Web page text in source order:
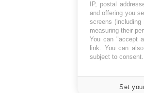
IP, postal
and offering you
screens
measuring their
You can "accept
link. You can
subject to
Set